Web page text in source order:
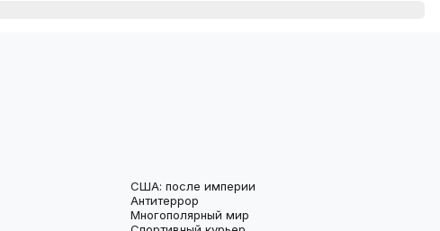
США: после империи
Антитеррор
Многополярный мир